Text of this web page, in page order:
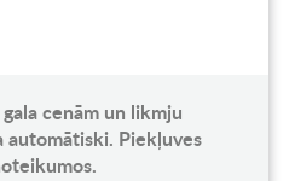
cenām un likmju
automātiski. Piekļuves